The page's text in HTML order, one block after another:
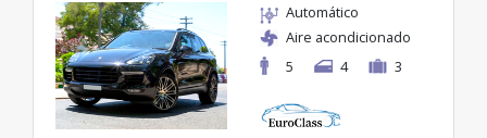
Automático
Aire acondicionado
5
4 3